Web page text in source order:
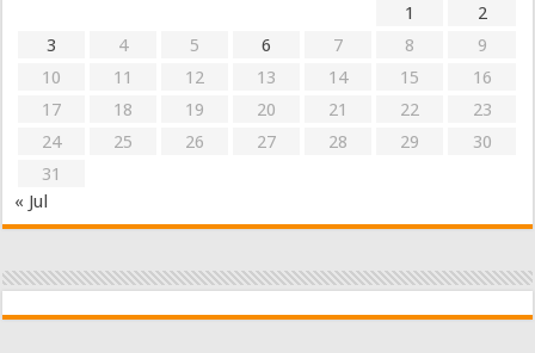
1
2
3
4 5 6 7 8
9
10
11 12 13 14 15
16
17
18 19 20 21 22
23
24
25 26 27 28 29
30
31
« Jul